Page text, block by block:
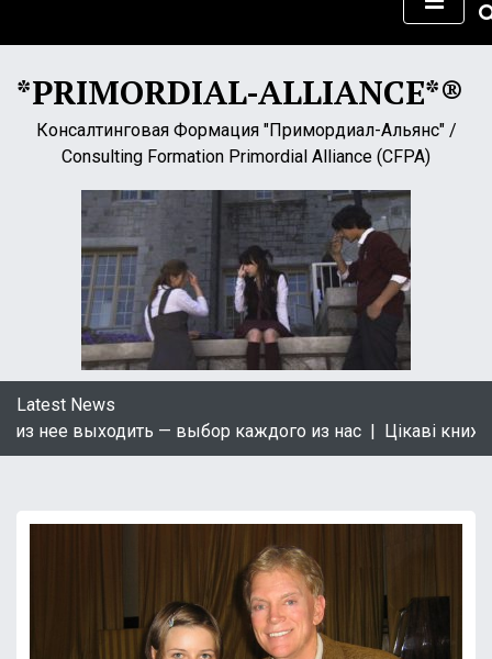
*PRIMORDIAL-ALLIANCE*®
Консалтинговая Формация "Примордиал-Альянс" /
Consulting Formation Primordial Alliance (CFPA)
Latest News
выходить — выбор каждого из нас |Цікаві книжки